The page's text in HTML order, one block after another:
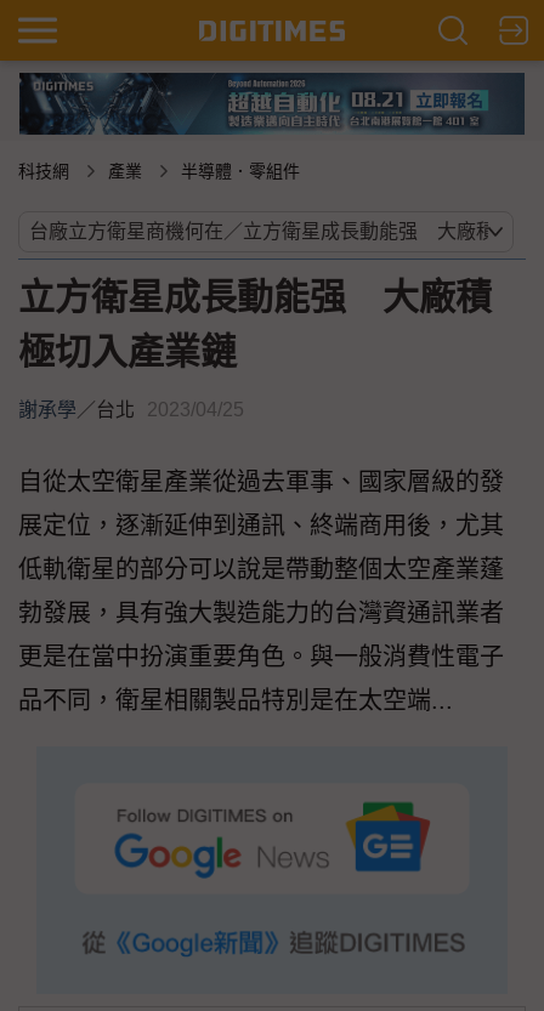
科技網 產業 半導體．零組件
立方衛星成長動能强 大廠積
極切入產業鏈
謝承學／台北 2023/04/25
自從太空衛星產業從過去軍事、國家層級的發
展定位，逐漸延伸到通訊、終端商用後，尤其
低軌衛星的部分可以說是帶動整個太空產業蓬
勃發展，具有強大製造能力的台灣資通訊業者
更是在當中扮演重要角色。與一般消費性電子
品不同，衛星相關製品特別是在太空端...